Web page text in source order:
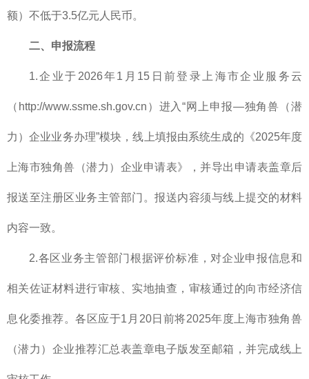
额）不低于3.5亿元人民币。
二、申报流程
1.企业于2026年1月15日前登录上海市企业服务云
（http://www.ssme.sh.gov.cn）进入“网上申报—独角兽（潜
力）企业业务办理”模块，线上填报由系统生成的《2025年度
上海市独角兽（潜力）企业申请表》，并导出申请表盖章后
报送至注册区业务主管部门。报送内容须与线上提交的材料
内容一致。
2.各区业务主管部门根据评价标准，对企业申报信息和
相关佐证材料进行审核、实地抽查，审核通过的向市经济信
息化委推荐。各区应于1月20日前将2025年度上海市独角兽
（潜力）企业推荐汇总表盖章电子版发至邮箱，并完成线上